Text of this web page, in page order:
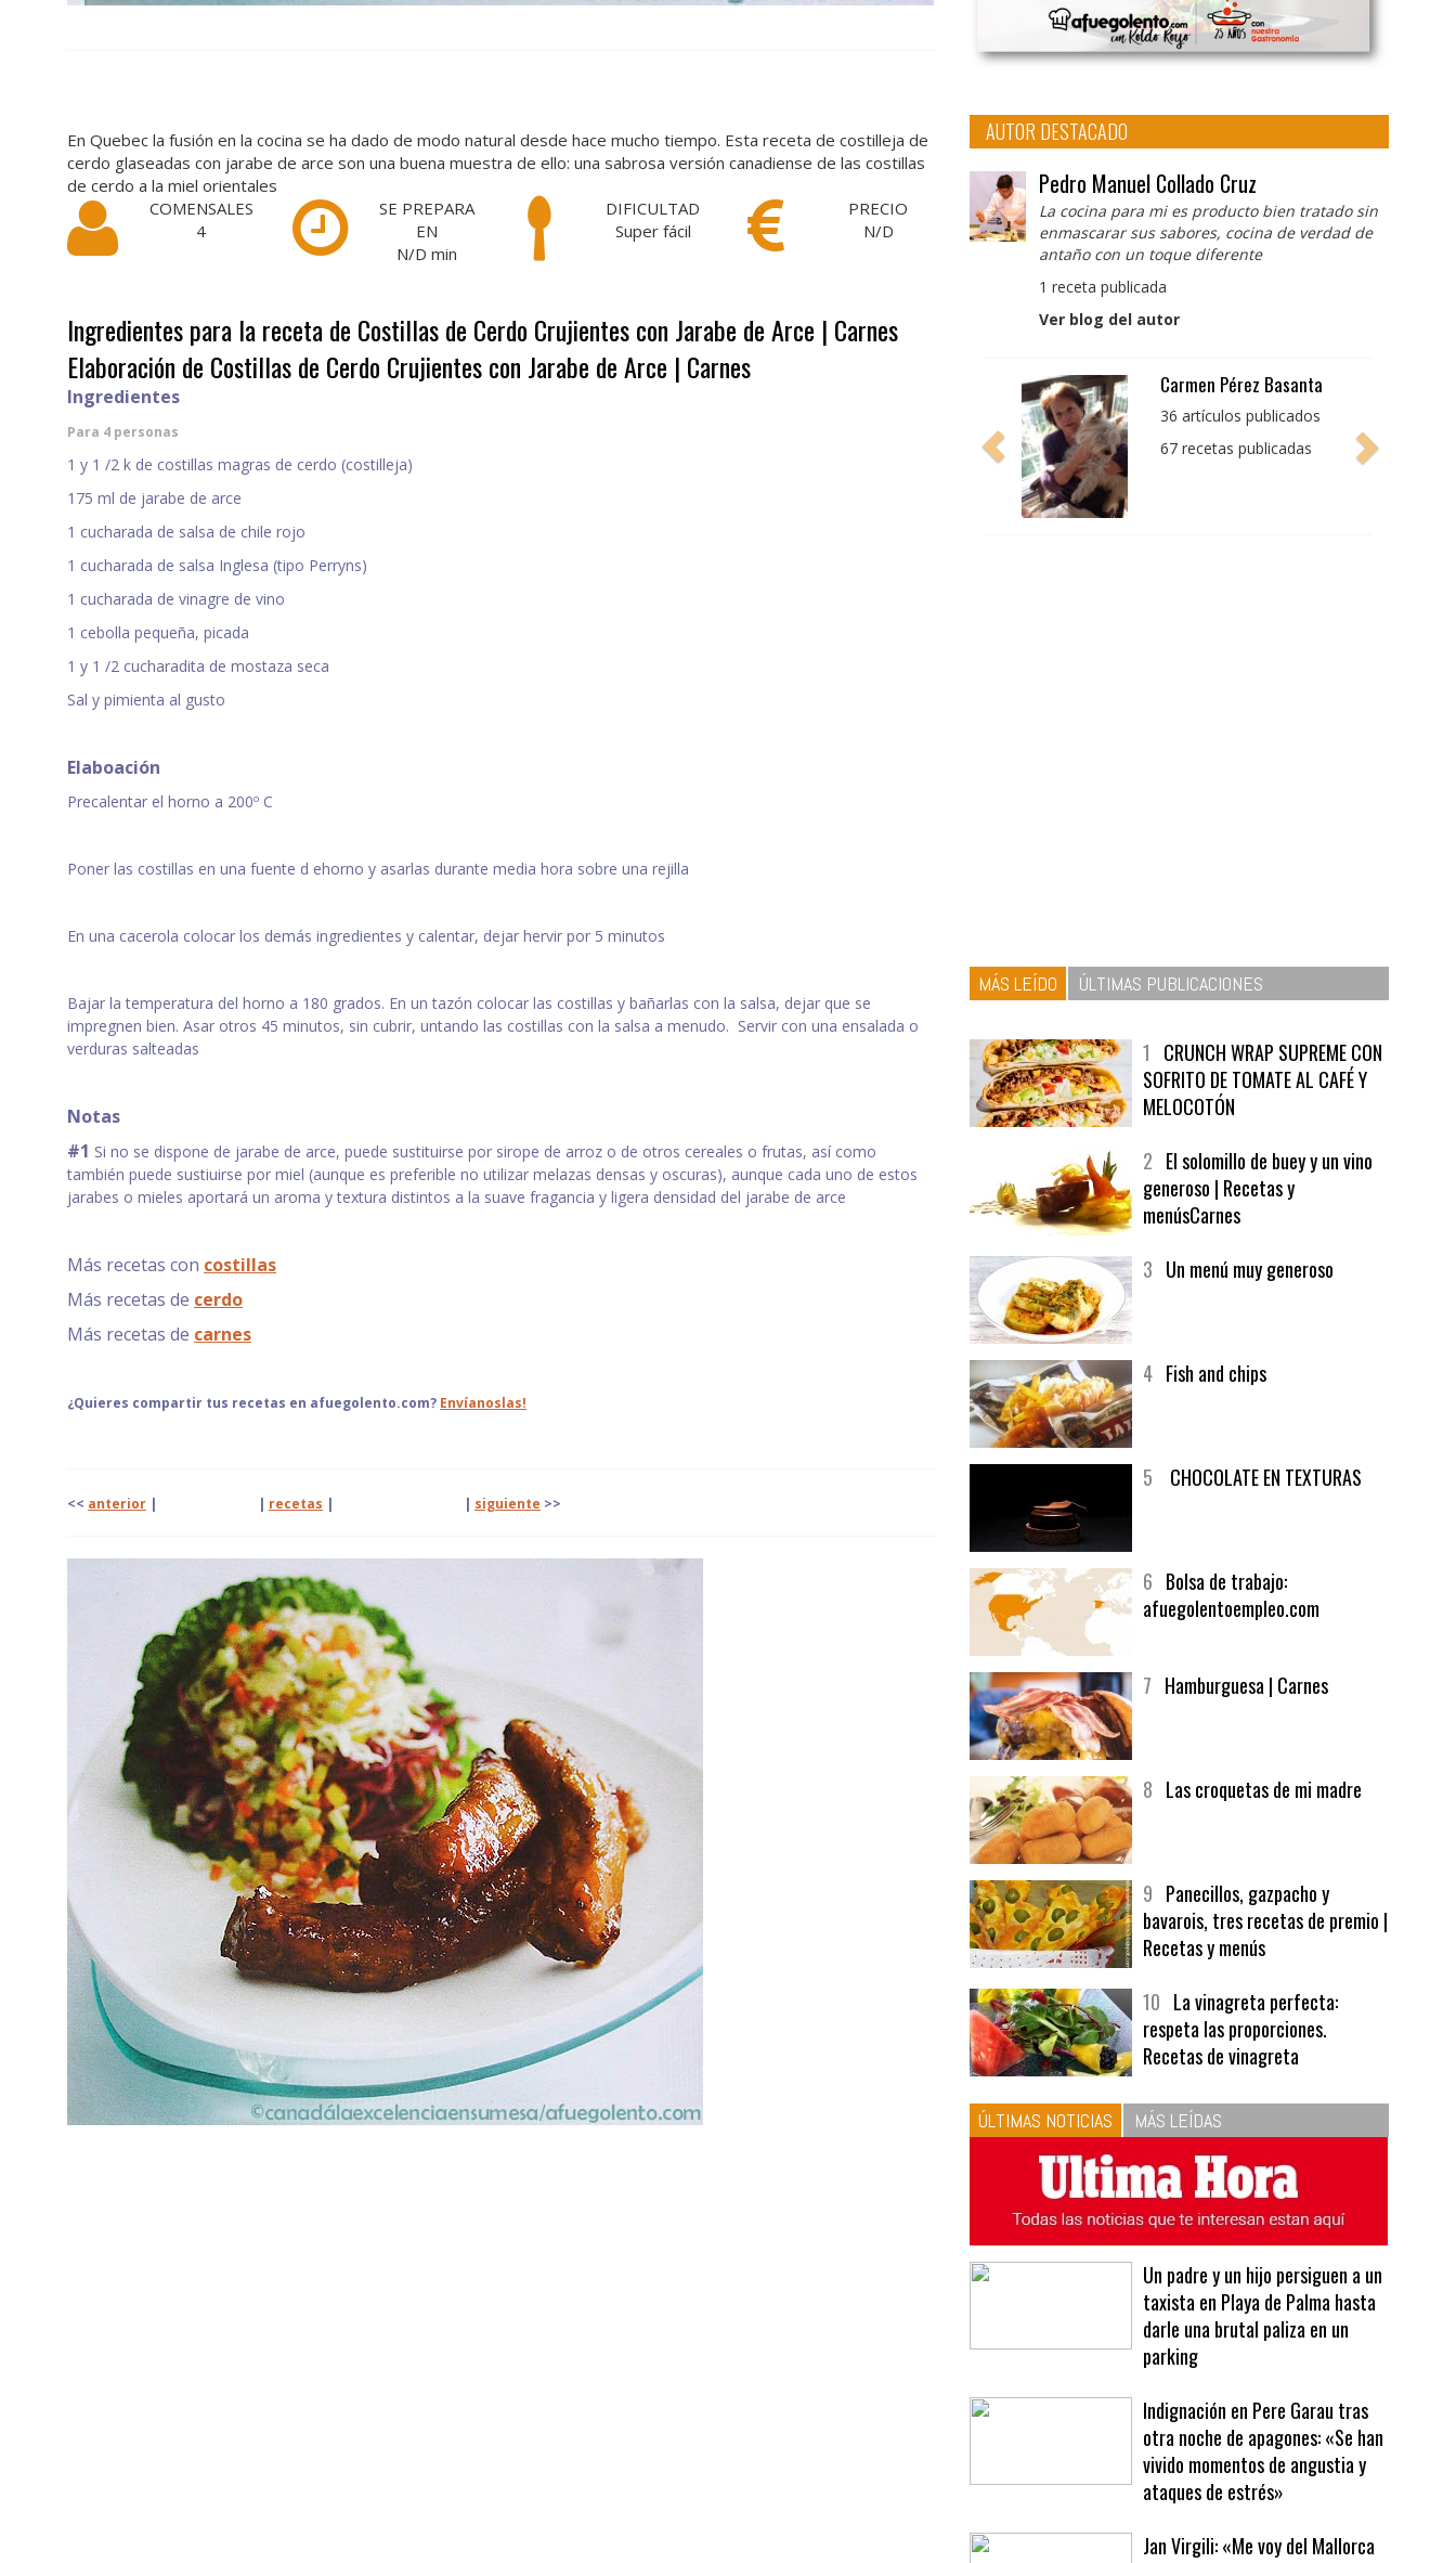
En Quebec la fusión en la cocina se ha dado de modo natural desde hace mucho tiempo. Esta receta de costilleja de
cerdo glaseadas con jarabe de arce son una buena muestra de ello: una sabrosa versión canadiense de las costillas
de cerdo a la miel orientales
COMENSALES
4
SE PREPARA
EN
N/D min
DIFICULTAD
Super fácil
PRECIO
N/D
Ingredientes para la receta de Costillas de Cerdo Crujientes con Jarabe de Arce | Carnes
Elaboración de Costillas de Cerdo Crujientes con Jarabe de Arce | Carnes
Ingredientes
Para 4 personas
1 y 1 /2 k de costillas magras de cerdo (costilleja)
175 ml de jarabe de arce
1 cucharada de salsa de chile rojo
1 cucharada de salsa Inglesa (tipo Perryns)
1 cucharada de vinagre de vino
1 cebolla pequeña, picada
1 y 1 /2 cucharadita de mostaza seca
Sal y pimienta al gusto
Elaboación
Precalentar el horno a 200º C
Poner las costillas en una fuente d ehorno y asarlas durante media hora sobre una rejilla
En una cacerola colocar los demás ingredientes y calentar, dejar hervir por 5 minutos
Bajar la temperatura del horno a 180 grados. En un tazón colocar las costillas y bañarlas con la salsa, dejar que se
impregnen bien. Asar otros 45 minutos, sin cubrir, untando las costillas con la salsa a menudo. Servir con una ensalada o
verduras salteadas
Notas
#1 Si no se dispone de jarabe de arce, puede sustituirse por sirope de arroz o de otros cereales o frutas, así como
también puede sustiuirse por miel (aunque es preferible no utilizar melazas densas y oscuras), aunque cada uno de estos
jarabes o mieles aportará un aroma y textura distintos a la suave fragancia y ligera densidad del jarabe de arce
Más recetas con costillas
Más recetas de cerdo
Más recetas de carnes
¿Quieres compartir tus recetas en afuegolento.com? Envíanoslas!
<< anterior | | recetas | | siguiente >>
AUTOR DESTACADO
Pedro Manuel Collado Cruz
La cocina para mi es producto bien tratado sin
enmascarar sus sabores, cocina de verdad de
antaño con un toque diferente
1 receta publicada
Ver blog del autor
Pedro Manuel Collado
Cruz
producto bien tratado
MÁS LEÍDO ÚLTIMAS PUBLICACIONES
SOFRITO DE TOMATE AL CAFÉ Y
MELOCOTÓN
generoso | Recetas y
afuegolentoempleo.com
bavarois, tres recetas de premio |
Recetas y menús
respeta las proporciones.
Recetas de vinagreta
ÚLTIMAS NOTICIAS MÁS LEÍDAS
Un padre y un hijo persiguen a un
darle una brutal paliza en un
parking
Indignación en Pere Garau tras
vivido momentos de angustia y